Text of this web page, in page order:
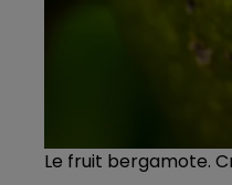
Le fruit bergamote.